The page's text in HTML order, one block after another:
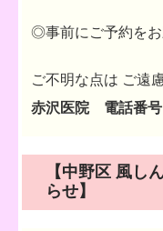
◎事前にご予約をお
ご不明な点は ご遠
赤沢医院 電話番号
【中野区 風し
らせ】